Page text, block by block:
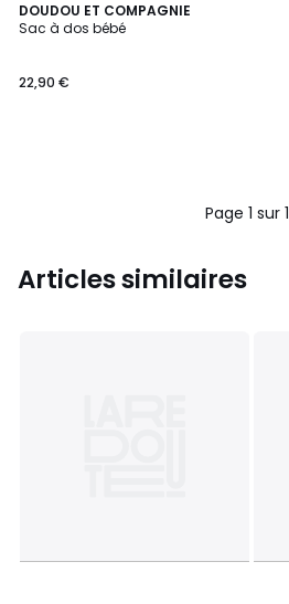
DOUDOU ET COMPAGNIE
Sac à dos bébé
22,90 €
Page 1 sur 1
Articles similaires